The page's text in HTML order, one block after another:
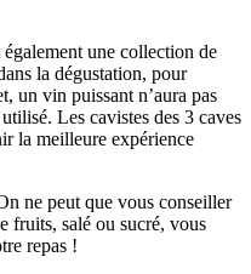
une collection de
la dégustation, pour
un vin puissant n’aura pas
Les cavistes des 3 caves
la meilleure expérience
ne peut que vous conseiller
fruits, salé ou sucré, vous
repas !